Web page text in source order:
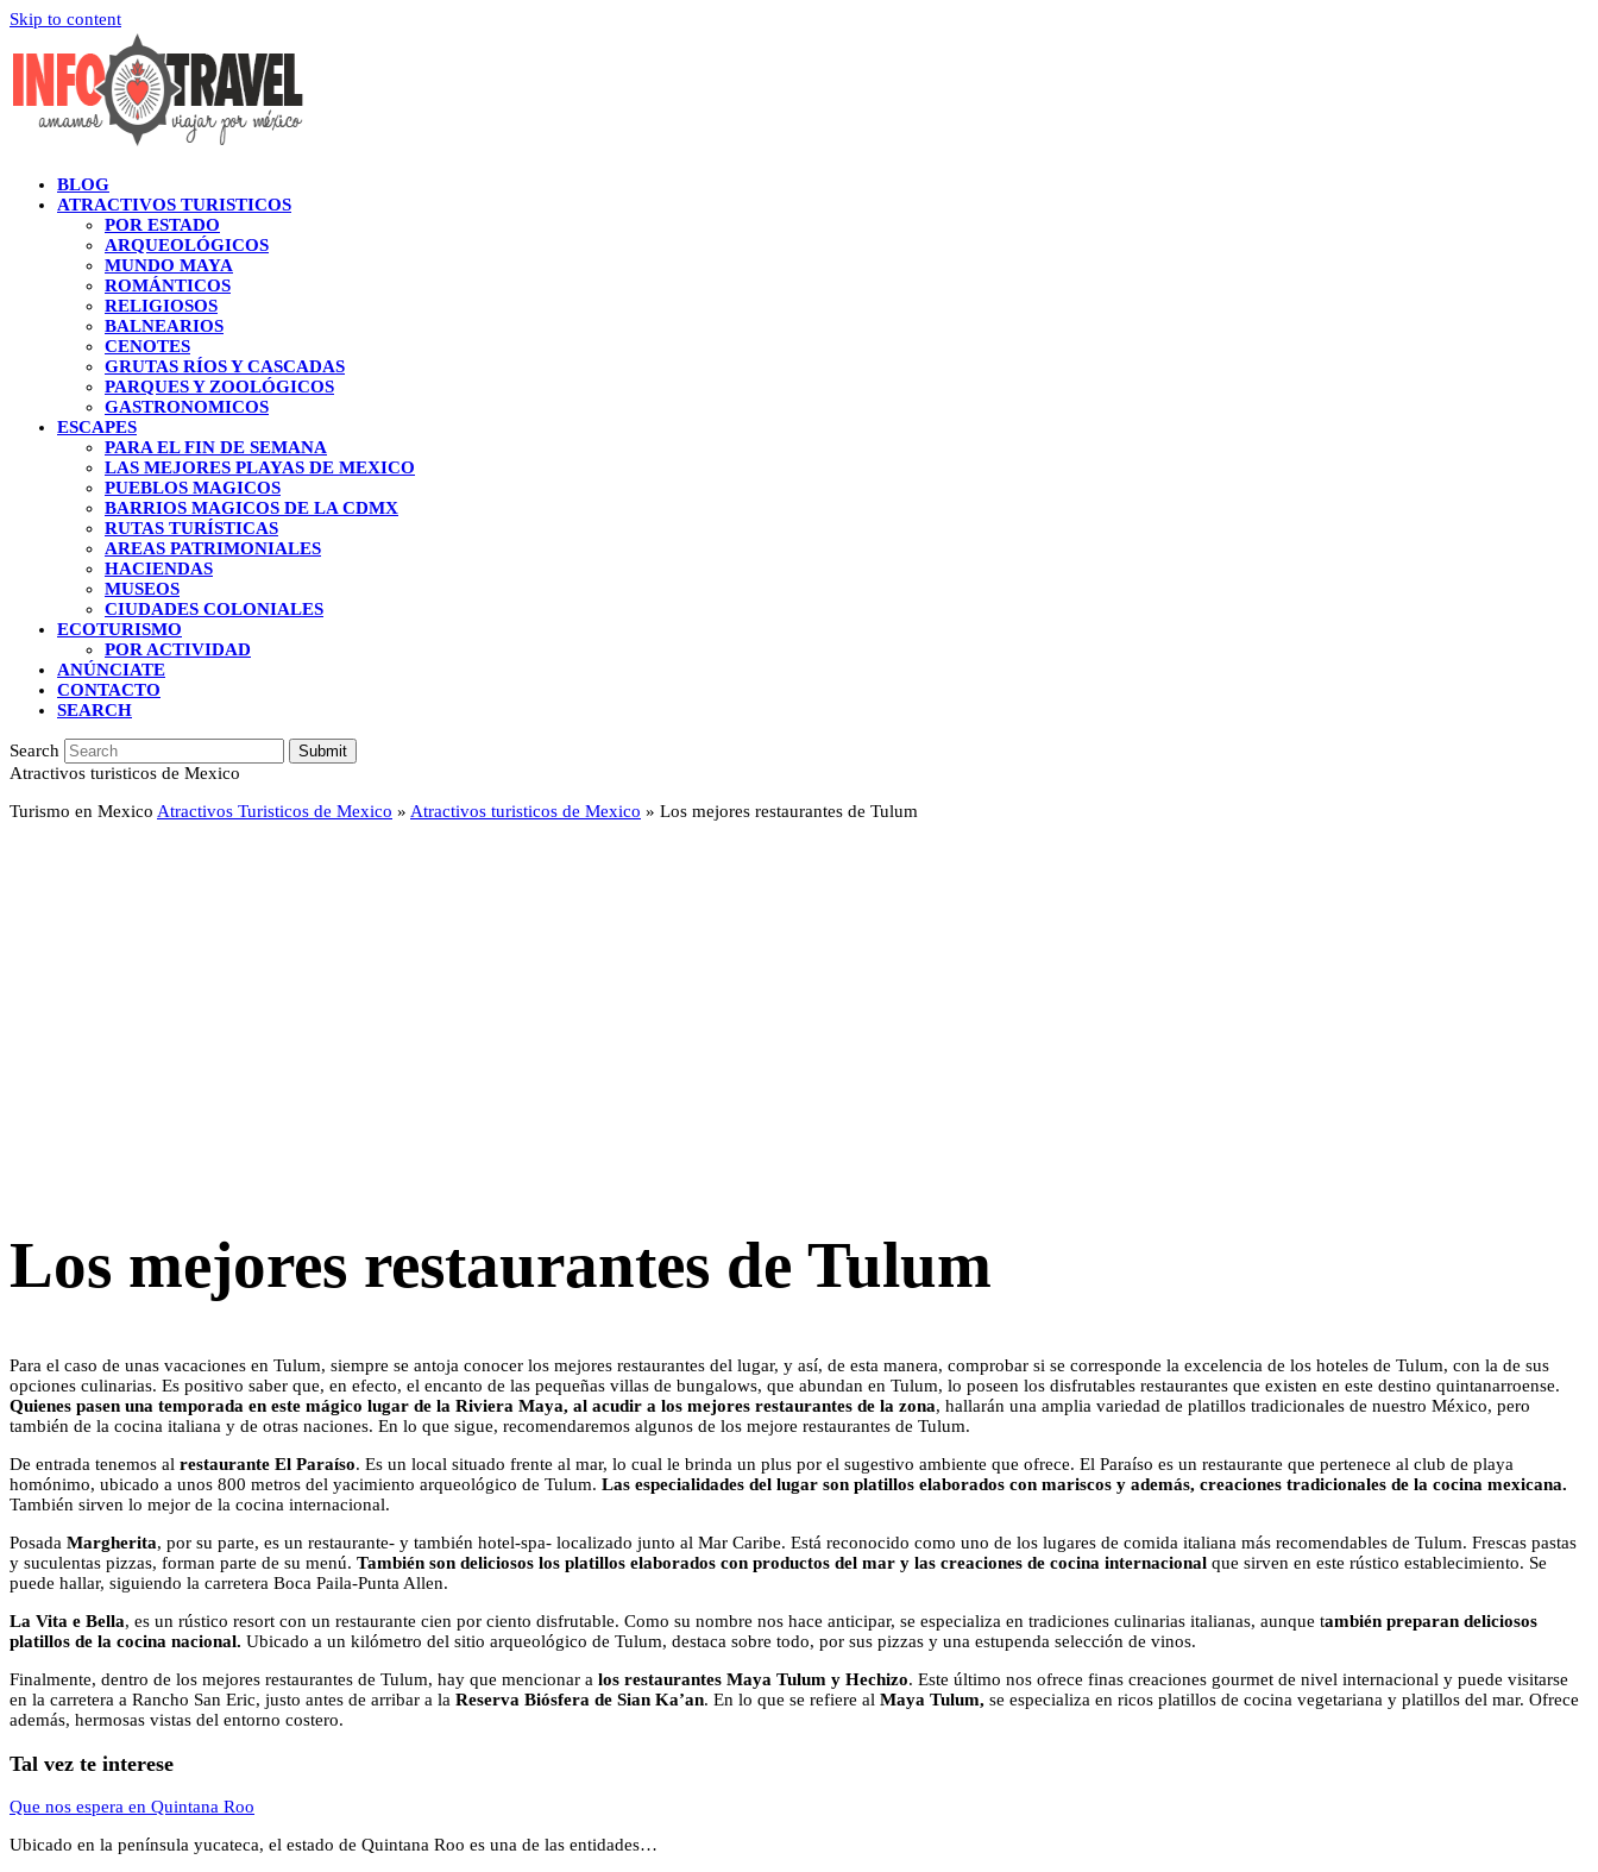
Skip to content
BLOG
ATRACTIVOS TURISTICOS
POR ESTADO
ARQUEOLÓGICOS
MUNDO MAYA
ROMÁNTICOS
RELIGIOSOS
BALNEARIOS
CENOTES
GRUTAS RÍOS Y CASCADAS
PARQUES Y ZOOLÓGICOS
GASTRONOMICOS
ESCAPES
PARA EL FIN DE SEMANA
LAS MEJORES PLAYAS DE MEXICO
PUEBLOS MAGICOS
BARRIOS MAGICOS DE LA CDMX
RUTAS TURÍSTICAS
AREAS PATRIMONIALES
HACIENDAS
MUSEOS
CIUDADES COLONIALES
ECOTURISMO
POR ACTIVIDAD
ANÚNCIATE
CONTACTO
SEARCH
Search Submit
Atractivos turisticos de Mexico
Turismo en Mexico Atractivos Turisticos de Mexico » Atractivos turisticos de Mexico » Los mejores restaurantes de Tulum
Los mejores restaurantes de Tulum
Para el caso de unas vacaciones en Tulum, siempre se antoja conocer los mejores restaurantes del lugar, y así, de esta manera, comprobar si se corresponde la excelencia de los hoteles de Tulum, con la de sus
opciones culinarias. Es positivo saber que, en efecto, el encanto de las pequeñas villas de bungalows, que abundan en Tulum, lo poseen los disfrutables restaurantes que existen en este destino quintanarroense.
Quienes pasen una temporada en este mágico lugar de la Riviera Maya, al acudir a los mejores restaurantes de la zona, hallarán una amplia variedad de platillos tradicionales de nuestro México, pero
también de la cocina italiana y de otras naciones. En lo que sigue, recomendaremos algunos de los mejore restaurantes de Tulum.
De entrada tenemos al restaurante El Paraíso. Es un local situado frente al mar, lo cual le brinda un plus por el sugestivo ambiente que ofrece. El Paraíso es un restaurante que pertenece al club de playa
homónimo, ubicado a unos 800 metros del yacimiento arqueológico de Tulum. Las especialidades del lugar son platillos elaborados con mariscos y además, creaciones tradicionales de la cocina mexicana.
También sirven lo mejor de la cocina internacional.
Posada Margherita, por su parte, es un restaurante- y también hotel-spa- localizado junto al Mar Caribe. Está reconocido como uno de los lugares de comida italiana más recomendables de Tulum. Frescas pastas
y suculentas pizzas, forman parte de su menú. También son deliciosos los platillos elaborados con productos del mar y las creaciones de cocina internacional que sirven en este rústico establecimiento. Se
puede hallar, siguiendo la carretera Boca Paila-Punta Allen.
La Vita e Bella, es un rústico resort con un restaurante cien por ciento disfrutable. Como su nombre nos hace anticipar, se especializa en tradiciones culinarias italianas, aunque también preparan deliciosos
platillos de la cocina nacional. Ubicado a un kilómetro del sitio arqueológico de Tulum, destaca sobre todo, por sus pizzas y una estupenda selección de vinos.
Finalmente, dentro de los mejores restaurantes de Tulum, hay que mencionar a los restaurantes Maya Tulum y Hechizo. Este último nos ofrece finas creaciones gourmet de nivel internacional y puede visitarse
en la carretera a Rancho San Eric, justo antes de arribar a la Reserva Biósfera de Sian Ka’an. En lo que se refiere al Maya Tulum, se especializa en ricos platillos de cocina vegetariana y platillos del mar. Ofrece
además, hermosas vistas del entorno costero.
Tal vez te interese
Que nos espera en Quintana Roo
Ubicado en la península yucateca, el estado de Quintana Roo es una de las entidades…